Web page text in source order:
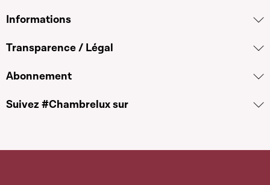
Informations
Transparence / Légal
Abonnement
Suivez #Chambrelux sur